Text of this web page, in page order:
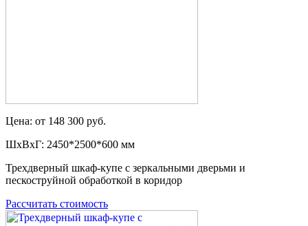
Цена: от 148 300 руб.
ШxВxГ: 2450*2500*600 мм
Трехдверный шкаф-купе с зеркальными дверьми и
пескоструйной обработкой в коридор
Рассчитать стоимость